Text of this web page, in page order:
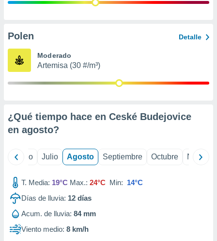
publicidad
de
Polen Detalle
Moderado
Artemisa (30 #/m³)
¿Qué tiempo hace en Ceské Budejovice
en agosto?
Junio Julio Agosto Septiembre Octubre
T. Media: 19°C Max.: 24°C Min: 14°C
Días de lluvia: 12 días
Acum. de lluvia: 84 mm
Viento medio: 8 km/h